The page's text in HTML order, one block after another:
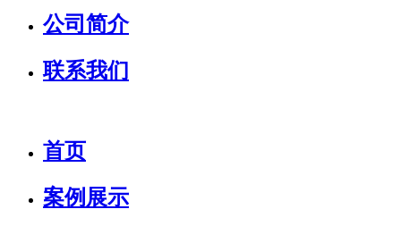
公司简介
联系我们
首页
案例展示